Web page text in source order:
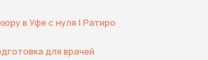
в Уфе с нуля | Ратиро
для врачей